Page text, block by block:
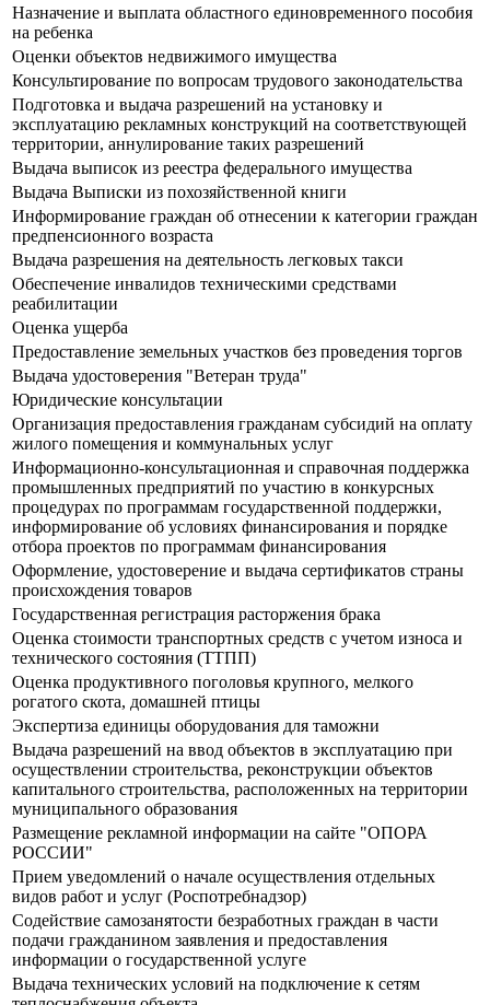
Назначение и выплата областного единовременного пособия
на ребенка
Оценки объектов недвижимого имущества
Консультирование по вопросам трудового законодательства
Подготовка и выдача разрешений на установку и
эксплуатацию рекламных конструкций на соответствующей
территории, аннулирование таких разрешений
Выдача выписок из реестра федерального имущества
Выдача Выписки из похозяйственной книги
Информирование граждан об отнесении к категории граждан
предпенсионного возраста
Выдача разрешения на деятельность легковых такси
Обеспечение инвалидов техническими средствами
реабилитации
Оценка ущерба
Предоставление земельных участков без проведения торгов
Выдача удостоверения "Ветеран труда"
Юридические консультации
Организация предоставления гражданам субсидий на оплату
жилого помещения и коммунальных услуг
Информационно-консультационная и справочная поддержка
промышленных предприятий по участию в конкурсных
процедурах по программам государственной поддержки,
информирование об условиях финансирования и порядке
отбора проектов по программам финансирования
Оформление, удостоверение и выдача сертификатов страны
происхождения товаров
Государственная регистрация расторжения брака
Оценка стоимости транспортных средств с учетом износа и
технического состояния (ТТПП)
Оценка продуктивного поголовья крупного, мелкого
рогатого скота, домашней птицы
Экспертиза единицы оборудования для таможни
Выдача разрешений на ввод объектов в эксплуатацию при
осуществлении строительства, реконструкции объектов
капитального строительства, расположенных на территории
муниципального образования
Размещение рекламной информации на сайте "ОПОРА
РОССИИ"
Прием уведомлений о начале осуществления отдельных
видов работ и услуг (Роспотребнадзор)
Содействие самозанятости безработных граждан в части
подачи гражданином заявления и предоставления
информации о государственной услуге
Выдача технических условий на подключение к сетям